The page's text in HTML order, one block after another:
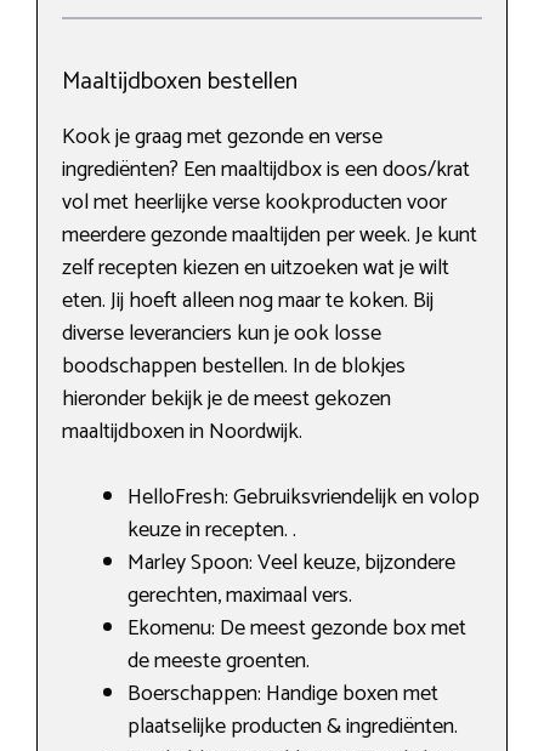
Maaltijdboxen bestellen
Kook je graag met gezonde en verse
ingrediënten? Een maaltijdbox is een doos/krat
vol met heerlijke verse kookproducten voor
meerdere gezonde maaltijden per week. Je kunt
zelf recepten kiezen en uitzoeken wat je wilt
eten. Jij hoeft alleen nog maar te koken. Bij
diverse leveranciers kun je ook losse
boodschappen bestellen. In de blokjes
hieronder bekijk je de meest gekozen
maaltijdboxen in Noordwijk.
HelloFresh: Gebruiksvriendelijk en volop
keuze in recepten. .
Marley Spoon: Veel keuze, bijzondere
gerechten, maximaal vers.
Ekomenu: De meest gezonde box met
de meeste groenten.
Boerschappen: Handige boxen met
plaatselijke producten & ingrediënten.